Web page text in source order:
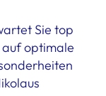
Sie top
optimale